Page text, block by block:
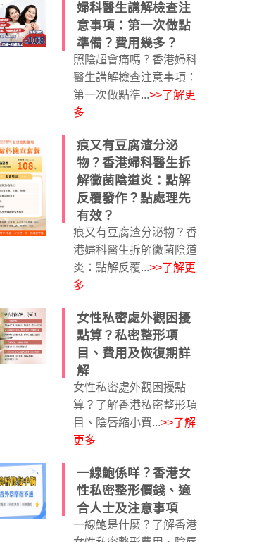
婦科醫生講解檢查注
意事項：第一次做點
準備？費用幾多？
照陰超會痛嗎？香港婦科
醫生講解檢查注意事項：
第一次做點準...>>了解更
多
痕又有豆腐渣分泌
物？香港婦科醫生拆
解黴菌陰道炎：點解
反覆發作？點處理先
有效？
痕又有豆腐渣分泌物？香
港婦科醫生拆解黴菌陰道
炎：點解反覆...>>了解更
多
女性私密處外觀困擾
點算？私密整形項
目、費用及恢復期詳
解
女性私密處外觀困擾點
算？了解香港私密整形項
目、陰唇縮小費...>>了解
更多
一線鮑係咩？香港女
性私密整形價錢、適
合人士及注意事項
一線鮑是什麼？了解香港